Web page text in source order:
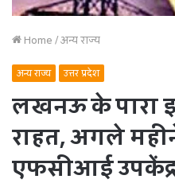
Home/अन्य राज्य
अन्य राज्य उत्तर प्रदेश
लखनऊ के पारा
राहत, अगले
एफसीआई